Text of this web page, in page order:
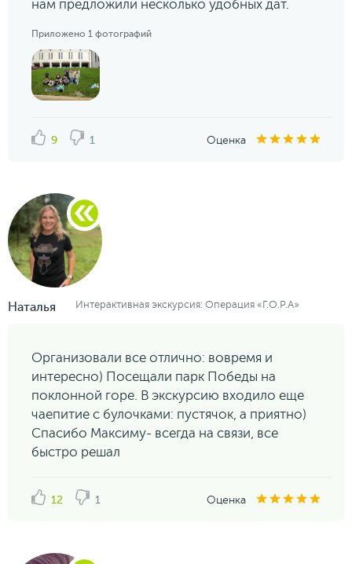
нам предложили несколько удобных дат.
Приложено 1 фотографий
9 1 Оценка
Наталья Интерактивная экскурсия: Операция «Г.О.Р.А»
Организовали все отлично: вовремя и
интересно) Посещали парк Победы на
поклонной горе. В экскурсию входило еще
чаепитие с булочками: пустячок, а приятно)
Спасибо Максиму- всегда на связи, все
быстро решал
12 1 Оценка